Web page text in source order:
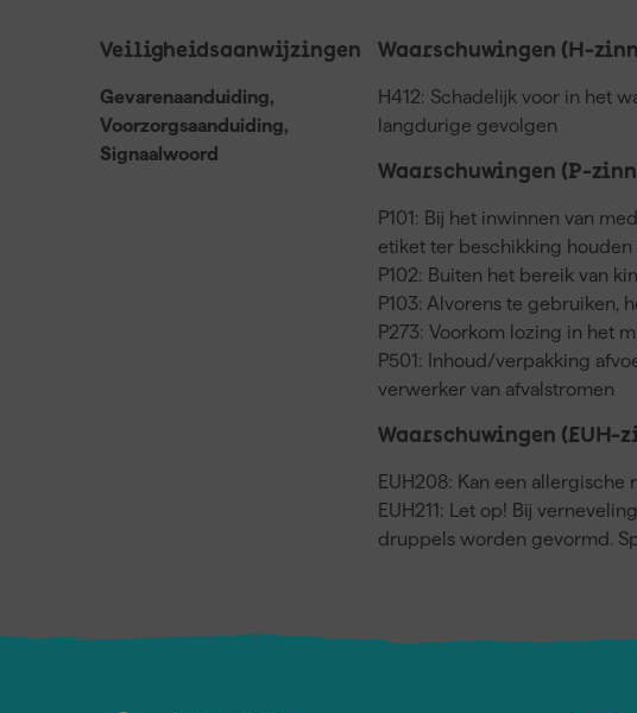
Veiligheidsaanwijzingen
Gevarenaanduiding,
Voorzorgsaanduiding,
Signaalwoord
Waarschuwingen (H-
H412: Schadelijk voor in het
langdurige gevolgen
Waarschuwingen (P-
P101: Bij het inwinnen van
etiket ter beschikking houden
P102: Buiten het bereik van
P103: Alvorens te gebruiken,
P273: Voorkom lozing in het
P501: Inhoud/verpakking
verwerker van afvalstromen
Waarschuwingen (EUH-
EUH208: Kan een allergische
EUH211: Let op! Bij
druppels worden gevormd.